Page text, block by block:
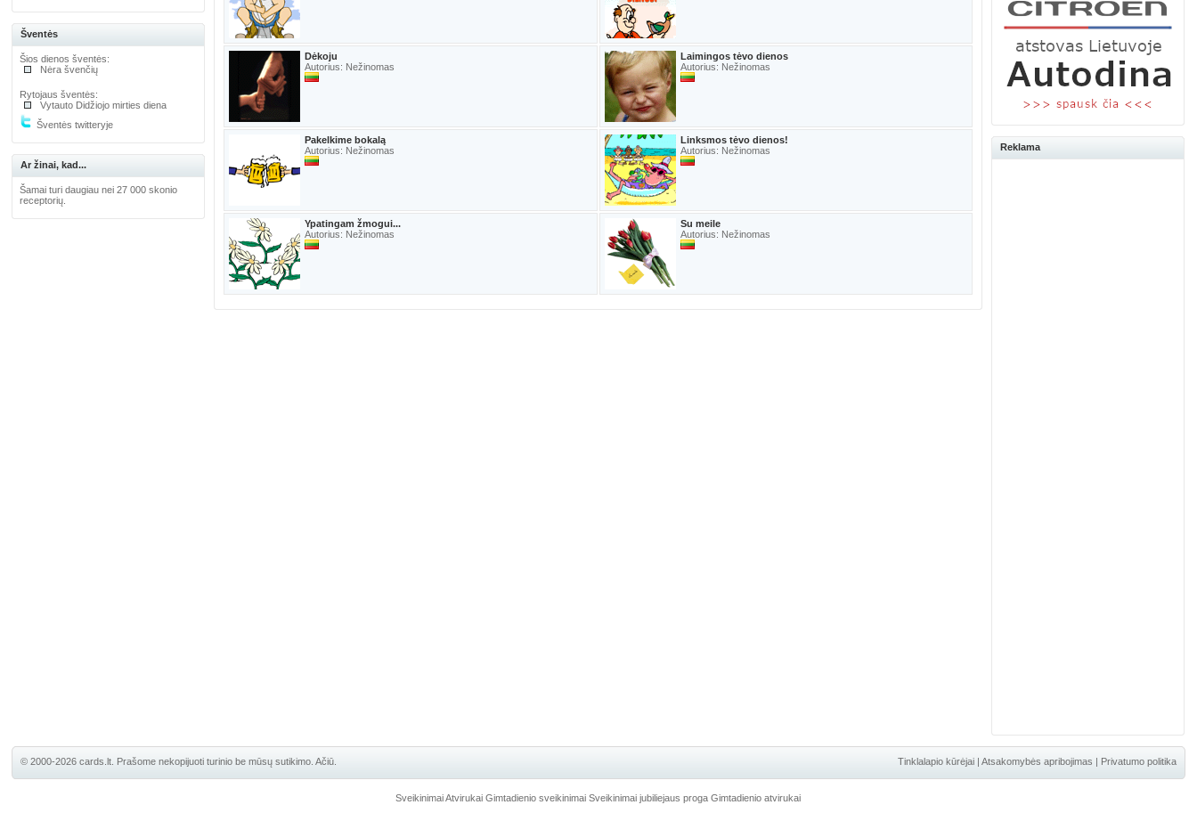
Šventės
Šios dienos šventės:
Nėra švenčių
Rytojaus šventės:
Vytauto Didžiojo mirties diena
Šventės twitteryje
Ar žinai, kad...
Šamai turi daugiau nei 27 000 skonio
receptorių.
Dėkoju
Autorius: Nežinomas
Laimingos tėvo dienos
Autorius: Nežinomas
Pakelkime bokalą
Autorius: Nežinomas
Linksmos tėvo dienos!
Autorius: Nežinomas
Ypatingam žmogui...
Autorius: Nežinomas
Su meile
Autorius: Nežinomas
Reklama
Tinklalapio kūrėjai| Atsakomybės apribojimas | Privatumo politika
© 2000-2026 cards.lt. Prašome nekopijuoti turinio be mūsų sutikimo. Ačiū.
Sveikinimai Atvirukai Gimtadienio sveikinimai Sveikinimai jubiliejaus proga Gimtadienio atvirukai